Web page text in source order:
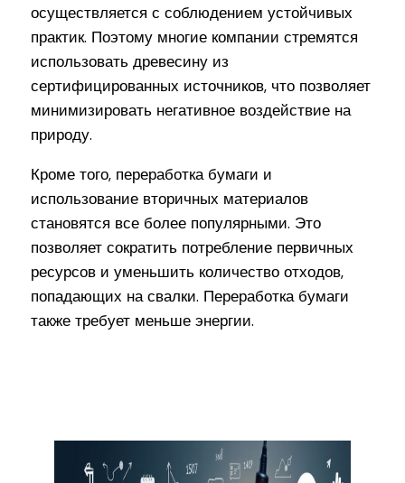
осуществляется с соблюдением устойчивых
практик. Поэтому многие компании стремятся
использовать древесину из
сертифицированных источников, что позволяет
минимизировать негативное воздействие на
природу.
Кроме того, переработка бумаги и
использование вторичных материалов
становятся все более популярными. Это
позволяет сократить потребление первичных
ресурсов и уменьшить количество отходов,
попадающих на свалки. Переработка бумаги
также требует меньше энергии.